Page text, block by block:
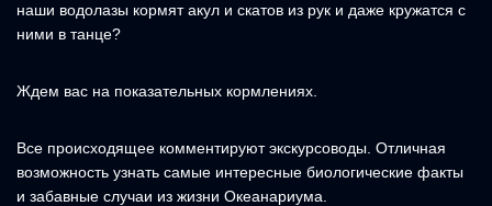
наши водолазы кормят акул и скатов из рук и даже кружатся с
ними в танце?
Ждем вас на показательных кормлениях.
Все происходящее комментируют экскурсоводы. Отличная
возможность узнать самые интересные биологические факты
и забавные случаи из жизни Океанариума.